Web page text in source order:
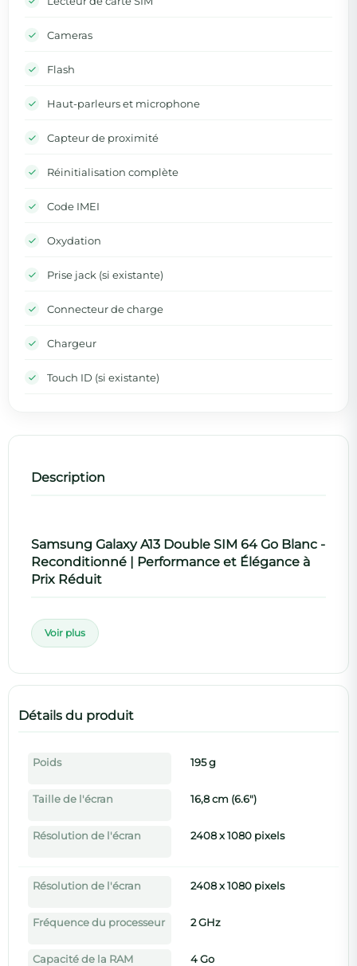
Cameras
Flash
Haut-parleurs et microphone
Capteur de proximité
Réinitialisation complète
Code IMEI
Oxydation
Prise jack (si existante)
Connecteur de charge
Chargeur
Touch ID (si existante)
Description
Samsung Galaxy A13 Double SIM 64 Go Blanc -
Reconditionné | Performance et Élégance à
Prix Réduit
Voir plus
Détails du produit
Poids 195 g
Taille de l'écran 16,8 cm (6.6")
Résolution de l'écran 2408 x 1080 pixels
Résolution de l'écran 2408 x 1080 pixels
Fréquence du processeur 2 GHz
Capacité de la RAM 4 Go